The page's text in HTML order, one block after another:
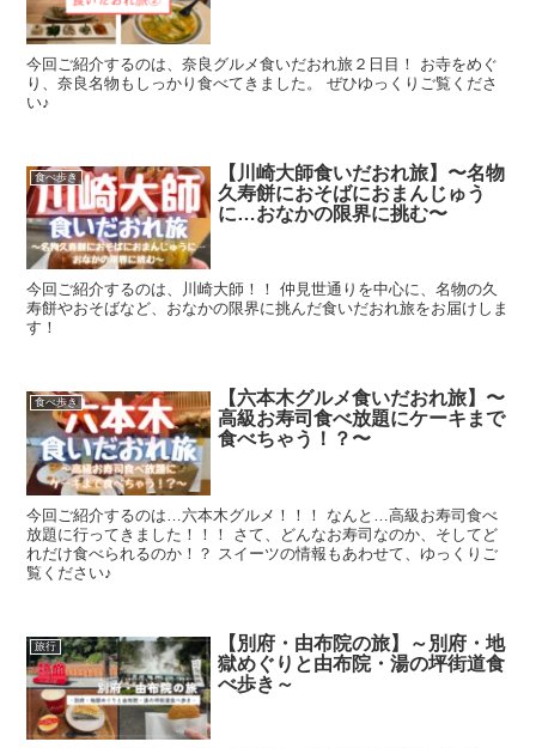
今回ご紹介するのは、奈良グルメ食いだおれ旅２日目！ お寺をめぐ
り、奈良名物もしっかり食べてきました。 ぜひゆっくりご覧くださ
い♪
食べ歩き
【川崎大師食いだおれ旅】〜名物
久寿餅におそばにおまんじゅう
に…おなかの限界に挑む〜
今回ご紹介するのは、川崎大師！！ 仲見世通りを中心に、名物の久
寿餅やおそばなど、おなかの限界に挑んだ食いだおれ旅をお届けしま
す！
食べ歩き
【六本木グルメ食いだおれ旅】〜
高級お寿司食べ放題にケーキまで
食べちゃう！？〜
今回ご紹介するのは…六本木グルメ！！！ なんと…高級お寿司食べ
放題に行ってきました！！！ さて、どんなお寿司なのか、そしてど
れだけ食べられるのか！？ スイーツの情報もあわせて、ゆっくりご
覧ください♪
旅行
【別府・由布院の旅】～別府・地
獄めぐりと由布院・湯の坪街道食
べ歩き～